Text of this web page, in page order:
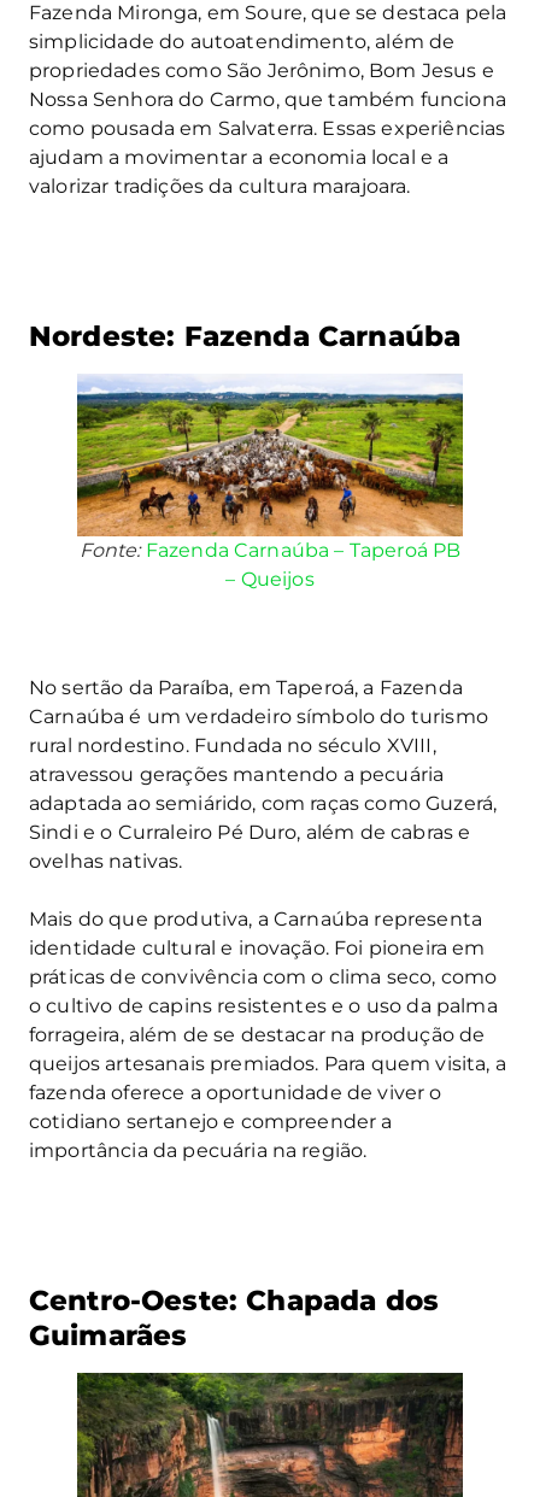
Fazenda Mironga, em Soure, que se destaca pela
simplicidade do autoatendimento, além de
propriedades como São Jerônimo, Bom Jesus e
Nossa Senhora do Carmo, que também funciona
como pousada em Salvaterra. Essas experiências
ajudam a movimentar a economia local e a
valorizar tradições da cultura marajoara.
Nordeste: Fazenda Carnaúba
Fonte: Fazenda Carnaúba – Taperoá PB
– Queijos
No sertão da Paraíba, em Taperoá, a Fazenda
Carnaúba é um verdadeiro símbolo do turismo
rural nordestino. Fundada no século XVIII,
atravessou gerações mantendo a pecuária
adaptada ao semiárido, com raças como Guzerá,
Sindi e o Curraleiro Pé Duro, além de cabras e
ovelhas nativas.
Mais do que produtiva, a Carnaúba representa
identidade cultural e inovação. Foi pioneira em
práticas de convivência com o clima seco, como
o cultivo de capins resistentes e o uso da palma
forrageira, além de se destacar na produção de
queijos artesanais premiados. Para quem visita, a
fazenda oferece a oportunidade de viver o
cotidiano sertanejo e compreender a
importância da pecuária na região.
Centro-Oeste: Chapada dos
Guimarães